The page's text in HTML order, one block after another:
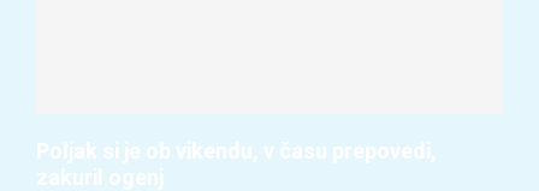
Poljak si je ob vikendu, v času prepovedi,
zakuril ogenj